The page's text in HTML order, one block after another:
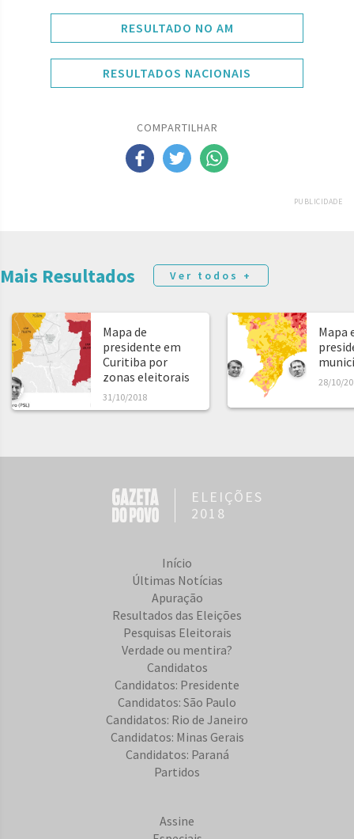
RESULTADO NO AM
RESULTADOS NACIONAIS
COMPARTILHAR
PUBLICIDADE
Mais Resultados Ver todos +
Mapa de
presidente em
Curitiba por
zonas eleitorais
31/10/2018
Mapa
28/10/
ELEIÇÕES
2018
Início
Últimas Notícias
Apuração
Resultados das Eleições
Pesquisas Eleitorais
Verdade ou mentira?
Candidatos
Candidatos: Presidente
Candidatos: São Paulo
Candidatos: Rio de Janeiro
Candidatos: Minas Gerais
Candidatos: Paraná
Partidos
Assine